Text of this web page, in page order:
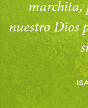
marchita,
nuestro Dios